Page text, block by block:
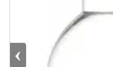
‹